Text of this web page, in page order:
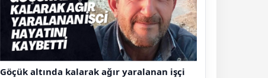
Göçük altında kalarak ağır yaralanan işçi